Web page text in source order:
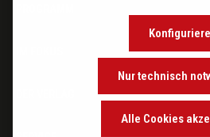
Nur technisch
Alle Cookies